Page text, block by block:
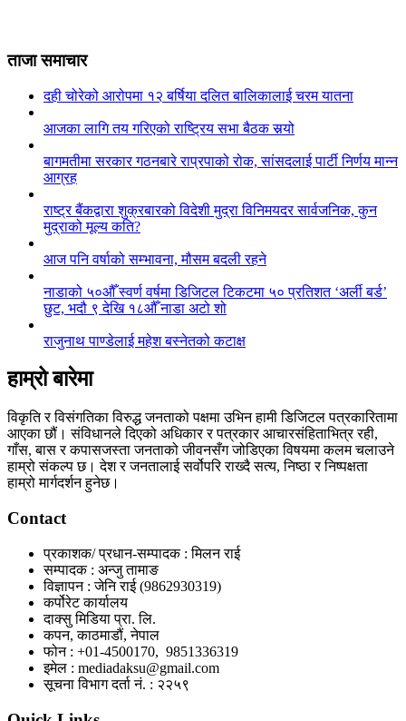
ताजा समाचार
दही चोरेको आरोपमा १२ बर्षिया दलित बालिकालाई चरम यातना
आजका लागि तय गरिएको राष्ट्रिय सभा बैठक सर्‍यो
बागमतीमा सरकार गठनबारे राप्रपाको रोक, सांसदलाई पार्टी निर्णय मान्न
आग्रह
राष्ट्र बैंकद्वारा शुक्रबारको विदेशी मुद्रा विनिमयदर सार्वजनिक, कुन
मुद्राको मूल्य कति?
आज पनि वर्षाको सम्भावना, मौसम बदली रहने
नाडाको ५०औँ स्वर्ण वर्षमा डिजिटल टिकटमा ५० प्रतिशत ‘अर्ली बर्ड’
छुट, भदौ ९ देखि १८औँ नाडा अटो शो
राजुनाथ पाण्डेलाई महेश बस्नेतको कटाक्ष
हाम्रो बारेमा
विकृति र विसंगतिका विरुद्ध जनताको पक्षमा उभिन हामी डिजिटल पत्रकारितामा
आएका छौं। संविधानले दिएको अधिकार र पत्रकार आचारसंहिताभित्र रही,
गाँस, बास र कपासजस्ता जनताको जीवनसँग जोडिएका विषयमा कलम चलाउने
हाम्रो संकल्प छ। देश र जनतालाई सर्वोपरि राख्दै सत्य, निष्ठा र निष्पक्षता
हाम्रो मार्गदर्शन हुनेछ।
Contact
प्रकाशक/ प्रधान-सम्पादक : मिलन राई
सम्पादक : अन्जु तामाङ
विज्ञापन : जेनि राई (9862930319)
कर्पोरेट कार्यालय
दाक्सु मिडिया प्रा. लि.
कपन, काठमाडौं, नेपाल
फोन : +01-4500170, 9851336319
इमेल : mediadaksu@gmail.com
सूचना विभाग दर्ता नं. : २२५९